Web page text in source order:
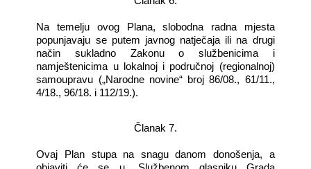
Na temelju ovog Plana, slobodna radna mjesta
popunjavaju se putem javnog natječaja ili na drugi
način sukladno Zakonu o službenicima i
namještenicima u lokalnoj i područnoj (regionalnoj)
samoupravu („Narodne novine“ broj 86/08., 61/11.,
4/18., 96/18. i 112/19.).
Članak 7.
Ovaj Plan stupa na snagu danom donošenja, a